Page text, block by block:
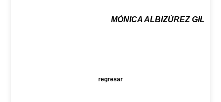
MÓNICA ALBIZÚREZ GIL
regresar